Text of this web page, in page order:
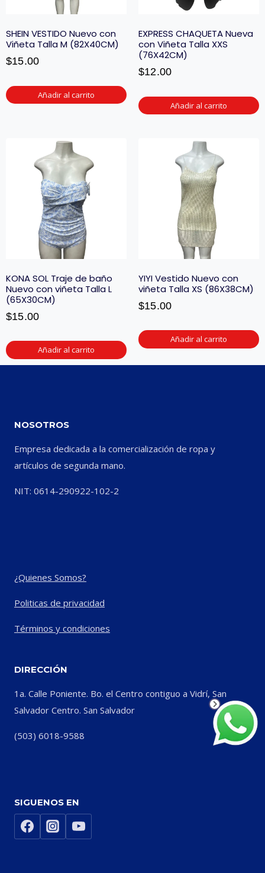
SHEIN VESTIDO Nuevo con
Viñeta Talla M (82X40CM)
$15.00
Añadir al carrito
EXPRESS CHAQUETA Nueva
con Viñeta Talla XXS
(76X42CM)
$12.00
Añadir al carrito
KONA SOL Traje de baño
Nuevo con viñeta Talla L
(65X30CM)
$15.00
Añadir al carrito
YIYI Vestido Nuevo con
viñeta Talla XS (86X38CM)
$15.00
Añadir al carrito
NOSOTROS
Empresa dedicada a la comercialización de ropa y
artículos de segunda mano.
NIT: 0614-290922-102-2
¿Quienes Somos?
Politicas de privacidad
Términos y condiciones
DIRECCIÓN
1a. Calle Poniente. Bo. el Centro contiguo a Vidrí, San
Salvador Centro. San Salvador
(503) 6018-9588
SIGUENOS EN